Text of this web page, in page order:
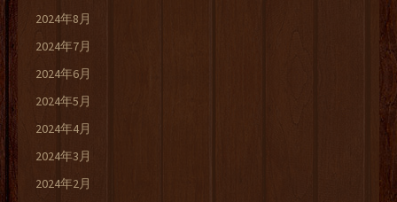
2024年8月
2024年7月
2024年6月
2024年5月
2024年4月
2024年3月
2024年2月